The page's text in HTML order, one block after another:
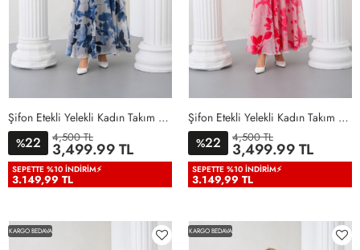
36 38 40 42 44
48
50
Şifon Etekli Yelekli Kadın Takım Elbise Lacivert Lacivert
%22 4,500 TL
3,499.99 TL
SEPETTE %10 İNDIRIM⚡
3.149,99 TL
36 38 40 42 44
48
50
Şifon Etekli Yelekli Kadın Takım Elbise Nar Çiçeği Nar Çiçeği
%22 4,500 TL
3,499.99 TL
SEPETTE %10 İNDIRIM⚡
3.149,99 TL
KARGO BEDAVA KARGO BEDAVA